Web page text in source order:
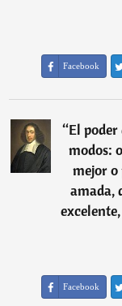
Facebook
“El poder
modos:
mejor o
amada,
Facebook